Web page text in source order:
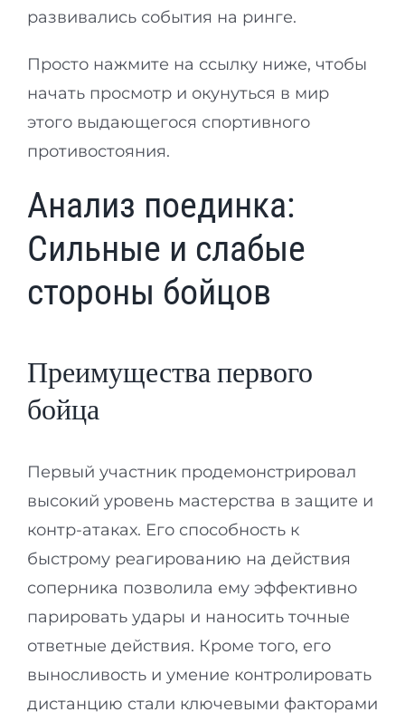
развивались события на ринге.
Просто нажмите на ссылку ниже, чтобы
начать просмотр и окунуться в мир
этого выдающегося спортивного
противостояния.
Анализ поединка:
Сильные и слабые
стороны бойцов
Преимущества первого
бойца
Первый участник продемонстрировал
высокий уровень мастерства в защите и
контр-атаках. Его способность к
быстрому реагированию на действия
соперника позволила ему эффективно
парировать удары и наносить точные
ответные действия. Кроме того, его
выносливость и умение контролировать
дистанцию стали ключевыми факторами